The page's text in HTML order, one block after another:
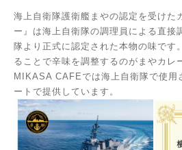
海上自衛隊護衛艦まやの認定を受けた
ー』は海上自衛隊の調理員による直接
隊より正式に認定された本物の味です
ることで辛味を調整するのがまやカレ
MIKASA CAFEでは海上自衛隊で使用
ートで提供しています。